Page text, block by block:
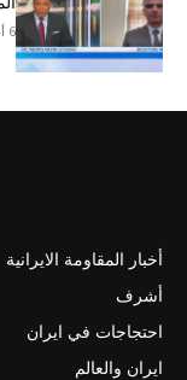
6 أغسطس 2026
أخبار المقاومة الايرانية
أشرف
احتجاجات في ايران
ايران والعالم